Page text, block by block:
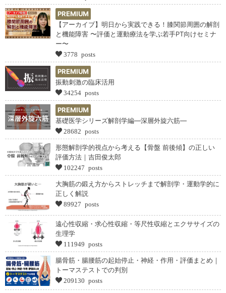
PREMIUM
【アーカイブ】明日から実践できる！膝関節周囲の解剖
と機能障害 〜評価と運動療法を学ぶ若手PT向けセミナ
ー〜
3778 posts
PREMIUM
振動刺激の臨床活用
34254 posts
PREMIUM
基礎医学シリーズ解剖学編―深層外旋六筋―
28682 posts
形態解剖学的視点から考える【骨盤 前後傾】の正しい
評価方法｜吉田俊太郎
102247 posts
大胸筋の鍛え方からストレッチまで解剖学・運動学的に
正しく解説
89927 posts
遠心性収縮・求心性収縮・等尺性収縮とエクササイズの
生理学
111949 posts
腸骨筋・腸腰筋の起始停止・神経・作用・評価まとめ｜
トーマステストでの判別
209130 posts